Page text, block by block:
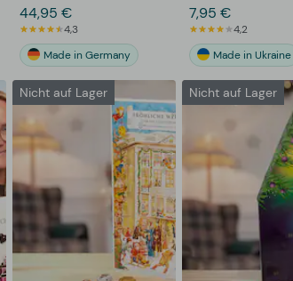
44,95 €
4,3
Made in Germany
7,95 €
4,2
Made in Ukraine
Nicht auf Lager Nicht auf Lager